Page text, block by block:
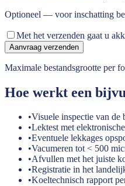
Optioneel — voor inschatting
Met het verzenden gaat u
Aanvraag verzenden
Maximale bestandsgrootte per
Hoe werkt een
•Visuele inspectie van de
•Lektest met
•Eventuele lekkages
•Vacumeren tot < 500
•Afvullen met het juiste
•Registratie in het
•Koeltechnisch rapport